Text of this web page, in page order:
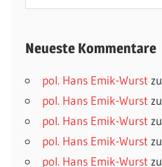
Neueste Kommentare
pol. Hans Emik-Wurst zu
pol. Hans Emik-Wurst zu
pol. Hans Emik-Wurst zu
pol. Hans Emik-Wurst zu
pol. Hans Emik-Wurst zu